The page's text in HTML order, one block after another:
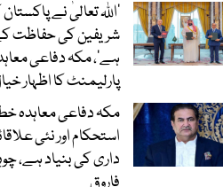
’اللہ تعالیٰ نے
شریفین کی حفاظت
ہے‘، مکہ دفاعی
پارلیمنٹ کا اظہار
مکہ دفاعی معاہدہ
استحکام اور نئی
داری کی بنیاد ہے،